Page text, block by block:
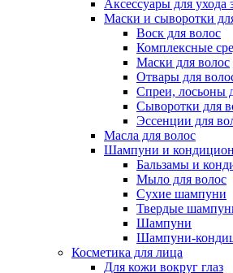
Аксессуары для ухода
Маски и сыворотки
Воск для волос
Комплексные
Маски для волос
Отвары для
Спреи, лосьоны
Сыворотки для
Эссенции для
Масла для волос
Шампуни и
Бальзамы и
Мыло для волос
Сухие шампуни
Твердые
Шампуни
Шампуни-
Косметика для лица
Для кожи вокруг глаз